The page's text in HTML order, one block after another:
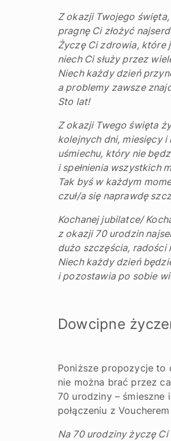
Z okazji Twojego święta,
pragnę Ci złożyć
Życzę Ci zdrowia, które
niech Ci służy przez
Niech każdy dzień
a problemy zawsze
Sto lat!
Z okazji Twego święta
kolejnych dni, miesięcy i
uśmiechu, który nie
i spełnienia wszystkich
Tak byś w każdym
czuł/a się naprawdę
Kochanej jubilatce/
z okazji 70 urodzin
dużo szczęścia, radości
Niech każdy dzień
i pozostawia po sobie
Dowcipne
Poniższe propozycje to
nie można brać przez
70 urodziny –
połączeniu z
Na 70 urodziny życzę Ci